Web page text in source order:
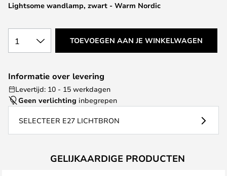
gallerij
Lightsome wandlamp, zwart - Warm Nordic
1 TOEVOEGEN AAN JE WINKELWAGEN
Informatie over levering
Levertijd: 10 - 15 werkdagen
Geen verlichting inbegrepen
SELECTEER E27 LICHTBRON
GELIJKAARDIGE PRODUCTEN